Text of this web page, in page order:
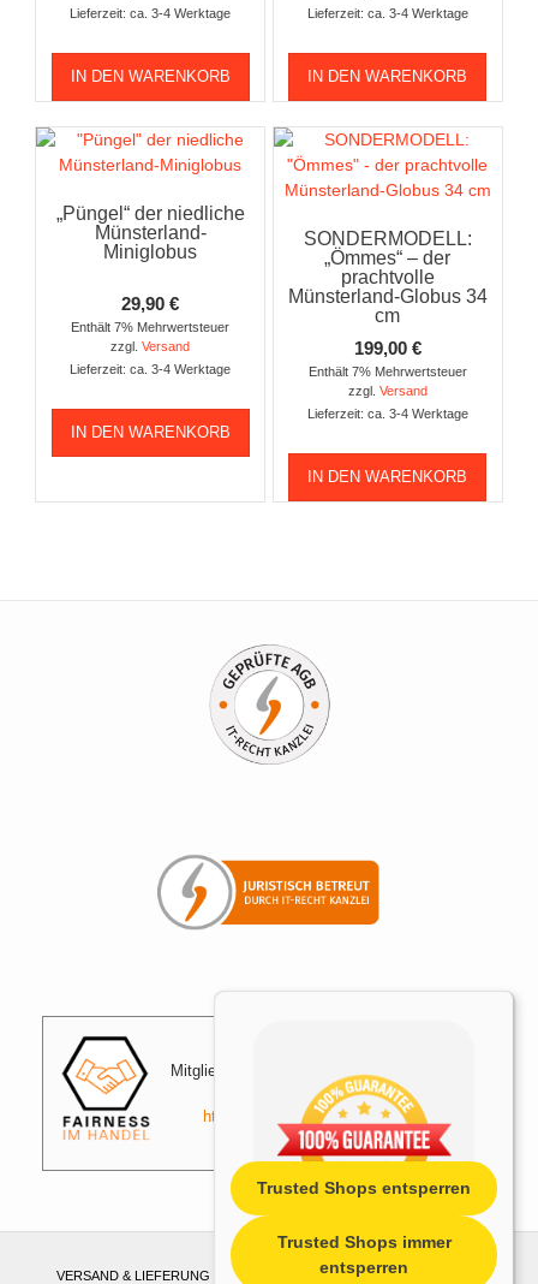
Lieferzeit: ca. 3-4 Werktage
IN DEN WARENKORB
Lieferzeit: ca. 3-4 Werktage
IN DEN WARENKORB
„Püngel“ der niedliche
Münsterland-
Miniglobus
29,90€
Enthält 7% Mehrwertsteuer
zzgl.Versand
Lieferzeit: ca. 3-4 Werktage
IN DEN WARENKORB
SONDERMODELL:
„Ömmes“ – der
prachtvolle
Münsterland-Globus 34
cm
199,00 €
Enthält 7% Mehrwertsteuer
zzgl. Versand
Lieferzeit: ca. 3-4 Werktage
IN DEN WARENKORB
Mitglied der Initiative "Fairness im Handel".
Informationen zur Initiative:
https://www.fairness-im-handel.de
VERSAND & LIEFERUNG ZAHLUNGSWEISEN WIDERRUF
Trusted Shops entsperren
Trusted Shops immer
entsperren